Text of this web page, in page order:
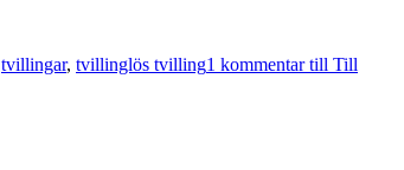
tvillingar, tvillinglös tvilling1 kommentartill Till